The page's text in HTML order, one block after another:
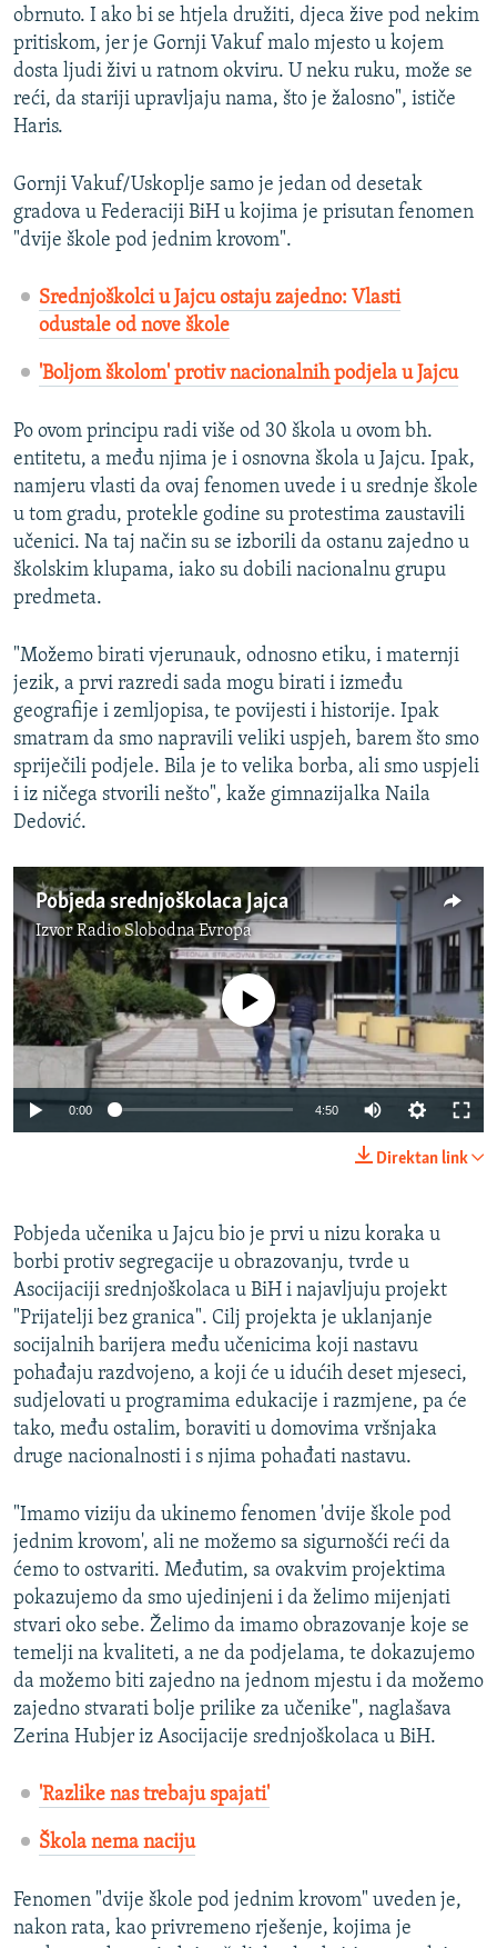
obrnuto. I ako bi se htjela družiti, djeca žive pod nekim
pritiskom, jer je Gornji Vakuf malo mjesto u kojem
dosta ljudi živi u ratnom okviru. U neku ruku, može se
reći, da stariji upravljaju nama, što je žalosno", ističe
Haris.
Gornji Vakuf/Uskoplje samo je jedan od desetak
gradova u Federaciji BiH u kojima je prisutan fenomen
"dvije škole pod jednim krovom".
Srednjoškolci u Jajcu ostaju zajedno: Vlasti
odustale od nove škole
'Boljom školom' protiv nacionalnih podjela u Jajcu
Po ovom principu radi više od 30 škola u ovom bh.
entitetu, a među njima je i osnovna škola u Jajcu. Ipak,
namjeru vlasti da ovaj fenomen uvede i u srednje škole
u tom gradu, protekle godine su protestima zaustavili
učenici. Na taj način su se izborili da ostanu zajedno u
školskim klupama, iako su dobili nacionalnu grupu
predmeta.
"Možemo birati vjerunauk, odnosno etiku, i maternji
jezik, a prvi razredi sada mogu birati i između
geografije i zemljopisa, te povijesti i historije. Ipak
smatram da smo napravili veliki uspjeh, barem što smo
spriječili podjele. Bila je to velika borba, ali smo uspjeli
i iz ničega stvorili nešto", kaže gimnazijalka Naila
Dedović.
Pobjeda srednjoškolaca Jajca
IzvorRadio Slobodna Evropa
No media source currently available
0:00 4:50
Direktan link
Pobjeda učenika u Jajcu bio je prvi u nizu koraka u
borbi protiv segregacije u obrazovanju, tvrde u
Asocijaciji srednjoškolaca u BiH i najavljuju projekt
"Prijatelji bez granica". Cilj projekta je uklanjanje
socijalnih barijera među učenicima koji nastavu
pohađaju razdvojeno, a koji će u idućih deset mjeseci,
sudjelovati u programima edukacije i razmjene, pa će
tako, među ostalim, boraviti u domovima vršnjaka
druge nacionalnosti i s njima pohađati nastavu.
"Imamo viziju da ukinemo fenomen 'dvije škole pod
jednim krovom', ali ne možemo sa sigurnošći reći da
ćemo to ostvariti. Međutim, sa ovakvim projektima
pokazujemo da smo ujedinjeni i da želimo mijenjati
stvari oko sebe. Želimo da imamo obrazovanje koje se
temelji na kvaliteti, a ne da podjelama, te dokazujemo
da možemo biti zajedno na jednom mjestu i da možemo
zajedno stvarati bolje prilike za učenike", naglašava
Zerina Hubjer iz Asocijacije srednjoškolaca u BiH.
'Razlike nas trebaju spajati'
Škola nema naciju
Fenomen "dvije škole pod jednim krovom" uveden je,
nakon rata, kao privremeno rješenje, kojima je